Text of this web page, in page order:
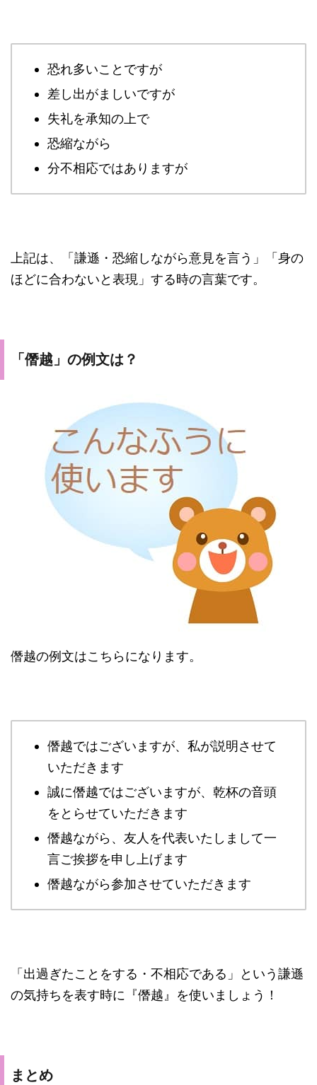
恐れ多いことですが
差し出がましいですが
失礼を承知の上で
恐縮ながら
分不相応ではありますが
上記は、「謙遜・恐縮しながら意見を言う」「身の
ほどに合わないと表現」する時の言葉です。
「僭越」の例文は？
僭越の例文はこちらになります。
僭越ではございますが、私が説明させて
いただきます
誠に僭越ではございますが、乾杯の音頭
をとらせていただきます
僭越ながら、友人を代表いたしまして一
言ご挨拶を申し上げます
僭越ながら参加させていただきます
「出過ぎたことをする・不相応である」という謙遜
の気持ちを表す時に『僭越』を使いましょう！
まとめ